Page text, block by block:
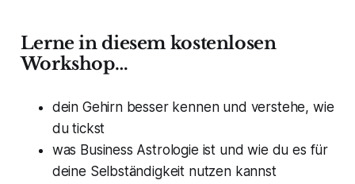
Lerne in diesem kostenlosen
Workshop…
dein Gehirn besser kennen und verstehe, wie
du tickst
was Business Astrologie ist und wie du es für
deine Selbständigkeit nutzen kannst